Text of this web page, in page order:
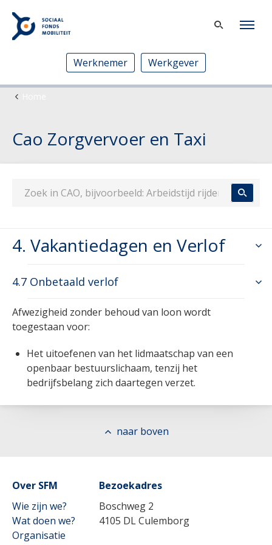
Werknemer Werkgever
Cao Zorgvervoer en Taxi
4. Vakantiedagen en Verlof
4.7 Onbetaald verlof
Afwezigheid zonder behoud van loon wordt
toegestaan voor:
Het uitoefenen van het lidmaatschap van een
openbaar bestuurslichaam, tenzij het
bedrijfsbelang zich daartegen verzet.
naar boven
Over SFM
Wie zijn we?
Wat doen we?
Organisatie
Bezoekadres
Boschweg 2
4105 DL Culemborg